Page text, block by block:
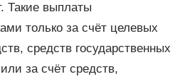
Такие выплаты
только за счёт целевых
средств государственных
за счёт средств,